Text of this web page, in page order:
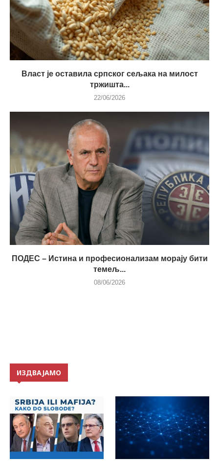
Власт је оставила српског сељака на милост
тржишта...
22/06/2026
ПОДЕС – Истина и професионализам морају бити
темељ...
08/06/2026
ИЗДВАЈАМО